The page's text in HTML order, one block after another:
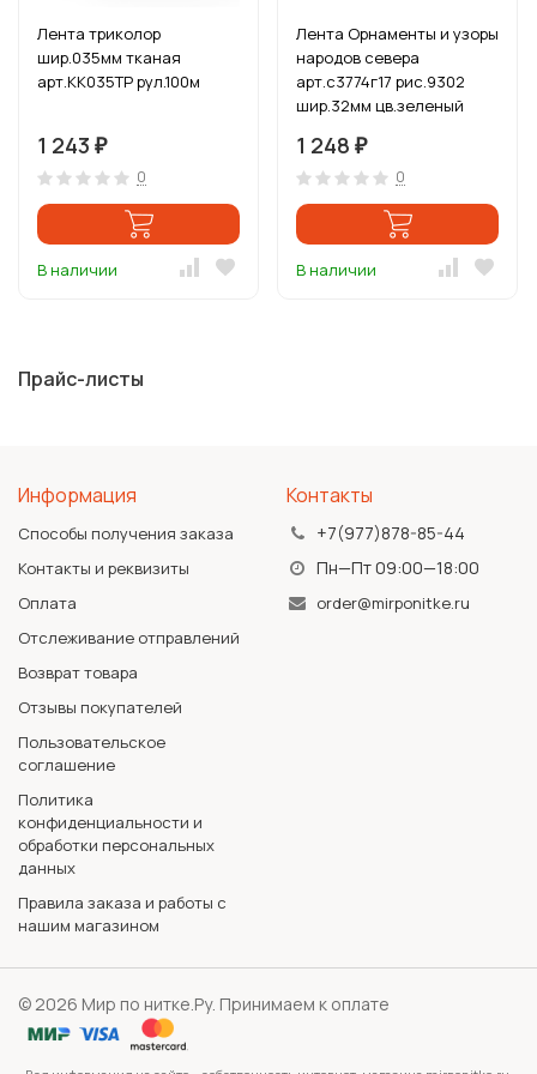
Лента триколор
шир.035мм тканая
арт.КК035ТР рул.100м
1 243 ₽
0
В наличии
Лента Орнаменты и узоры
народов севера
арт.с3774г17 рис.9302
шир.32мм цв.зеленый
1 248 ₽
0
В наличии
Прайс-листы
Информация
Способы получения заказа
Контакты и реквизиты
Оплата
Отслеживание отправлений
Возврат товара
Отзывы покупателей
Пользовательское
соглашение
Политика
конфиденциальности и
обработки персональных
данных
Правила заказа и работы с
нашим магазином
Контакты
+7(977)878-85-44
Пн—Пт 09:00—18:00
order@mirponitke.ru
© 2026 Мир по нитке.Ру. Принимаем к оплате